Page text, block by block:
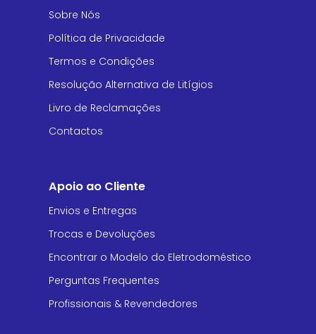
Sobre Nós
Política de Privacidade
Termos e Condições
Resolução Alternativa de Litígios
Livro de Reclamações
Contactos
Apoio ao Cliente
Envios e Entregas
Trocas e Devoluções
Encontrar o Modelo do Eletrodoméstico
Perguntas Frequentes
Profissionais & Revendedores